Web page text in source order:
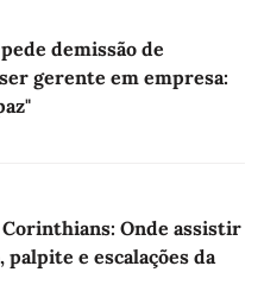
demissão de
gerente em empresa:
Onde assistir
e escalações da